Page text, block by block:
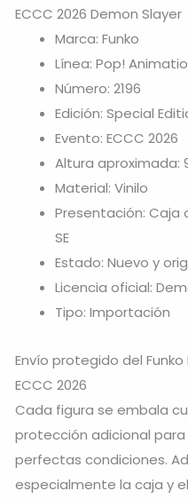
ECCC 2026 Demon Slayer
Marca: Funko
Línea: Pop!
Número: 2196
Edición: Special
Evento: ECCC 2026
Altura aproximada:
Material: Vinilo
Presentación: Caja
SE
Estado: Nuevo y
Licencia oficial:
Tipo: Importación
Envío protegido del Funko
ECCC 2026
Cada figura se embala
protección adicional
perfectas condiciones.
especialmente la caja y